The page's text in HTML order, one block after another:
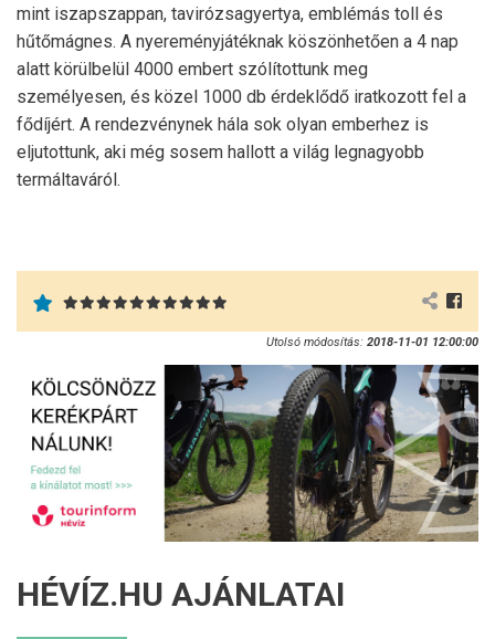
mint iszapszappan, tavirózsagyertya, emblémás toll és
hűtőmágnes. A nyereményjátéknak köszönhetően a 4 nap
alatt körülbelül 4000 embert szólítottunk meg
személyesen, és közel 1000 db érdeklődő iratkozott fel a
fődíjért. A rendezvénynek hála sok olyan emberhez is
eljutottunk, aki még sosem hallott a világ legnagyobb
termáltaváról.
Utolsó módosítás: 2018-11-01 12:00:00
HÉVÍZ.HU AJÁNLATAI